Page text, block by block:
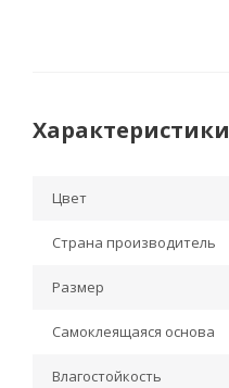
Характеристики
Цвет
Страна производитель
Размер
Самоклеящаяся основа
Влагостойкость